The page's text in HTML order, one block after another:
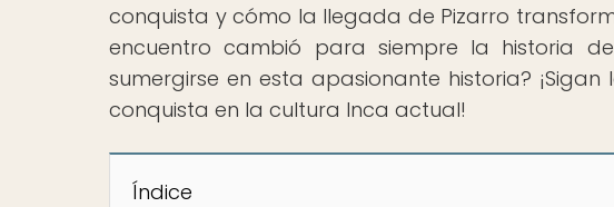
conquista y cómo la llegada de Pizarro
encuentro cambió para siempre la historia
sumergirse en esta apasionante historia?
conquista en la cultura Inca actual!
Índice